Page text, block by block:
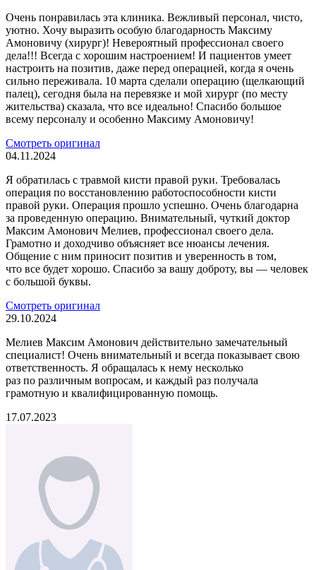
Очень понравилась эта клиника. Вежливый персонал, чисто,
уютно. Хочу выразить особую благодарность Максиму
Амоновичу (хирург)! Невероятный профессионал своего
дела!!! Всегда с хорошим настроением! И пациентов умеет
настроить на позитив, даже перед операцией, когда я очень
сильно переживала. 10 марта сделали операцию (щелкающий
палец), сегодня была на перевязке и мой хирург (по месту
жительства) сказала, что все идеально! Спасибо большое
всему персоналу и особенно Максиму Амоновичу!
Смотреть оригинал
04.11.2024
Я обратилась с травмой кисти правой руки. Требовалась
операция по восстановлению работоспособности кисти
правой руки. Операция прошло успешно. Очень благодарна
за проведенную операцию. Внимательный, чуткий доктор
Максим Амонович Мелиев, профессионал своего дела.
Грамотно и доходчиво объясняет все нюансы лечения.
Общение с ним приносит позитив и уверенность в том,
что все будет хорошо. Спасибо за вашу доброту, вы — человек
с большой буквы.
Смотреть оригинал
29.10.2024
Мелиев Максим Амонович действительно замечательный
специалист! Очень внимательный и всегда показывает свою
ответственность. Я обращалась к нему несколько
раз по различным вопросам, и каждый раз получала
грамотную и квалифицированную помощь.
17.07.2023